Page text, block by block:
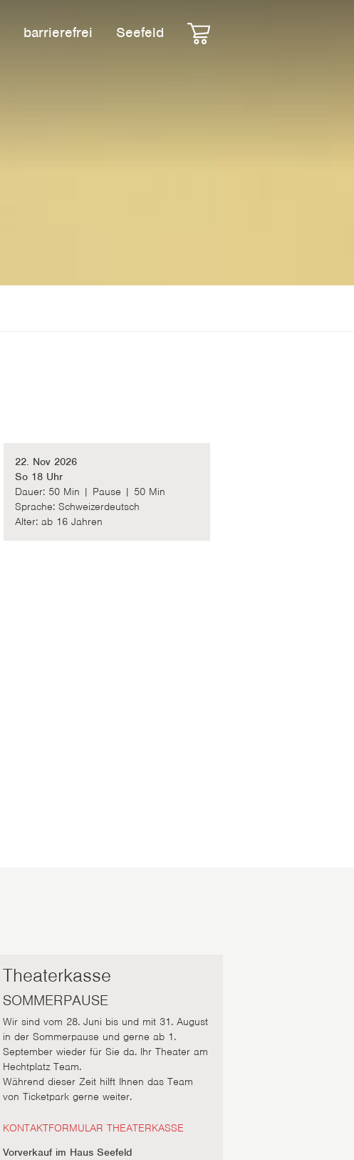
barrierefrei Seefeld
22. Nov 2026
So 18 Uhr
Dauer: 50 Min | Pause | 50 Min
Sprache: Schweizerdeutsch
Alter: ab 16 Jahren
Theaterkasse
SOMMERPAUSE
Wir sind vom 28. Juni bis und mit 31. August
in der Sommerpause und gerne ab 1.
September wieder für Sie da. Ihr Theater am
Hechtplatz Team.
Während dieser Zeit hilft Ihnen das Team
von Ticketpark gerne weiter.
KONTAKTFORMULAR THEATERKASSE
Vorverkauf im Haus Seefeld